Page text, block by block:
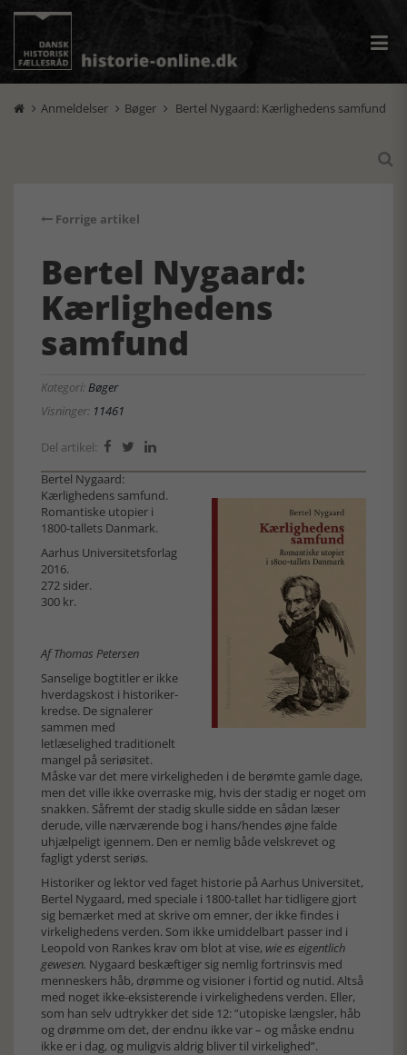
 Anmeldelser  Bøger  Bertel Nygaard: Kærlighedens samfund

Forrige artikel
Bertel Nygaard:
Kærlighedens
samfund
Kategori:Bøger
Visninger: 11461
Del artikel:   
Bertel Nygaard:
Kærlighedens samfund.
Romantiske utopier i
1800-tallets Danmark.
Aarhus Universitetsforlag
2016.
272 sider.
300 kr.
Af Thomas Petersen
Sanselige bogtitler er ikke
hverdagskost i historiker-
kredse. De signalerer
sammen med
letlæselighed traditionelt
mangel på seriøsitet.
Måske var det mere virkeligheden i de berømte gamle dage,
men det ville ikke overraske mig, hvis der stadig er noget om
snakken. Såfremt der stadig skulle sidde en sådan læser
derude, ville nærværende bog i hans/hendes øjne falde
uhjælpeligt igennem. Den er nemlig både velskrevet og
fagligt yderst seriøs.
Historiker og lektor ved faget historie på Aarhus Universitet,
Bertel Nygaard, med speciale i 1800-tallet har tidligere gjort
sig bemærket med at skrive om emner, der ikke findes i
virkelighedens verden. Som ikke umiddelbart passer ind i
Leopold von Rankes krav om blot at vise, wie es eigentlich
gewesen. Nygaard beskæftiger sig nemlig fortrinsvis med
menneskers håb, drømme og visioner i fortid og nutid. Altså
med noget ikke-eksisterende i virkelighedens verden. Eller,
som han selv udtrykker det side 12: ”utopiske længsler, håb
og drømme om det, der endnu ikke var – og måske endnu
ikke er i dag, og muligvis aldrig bliver til virkelighed”.